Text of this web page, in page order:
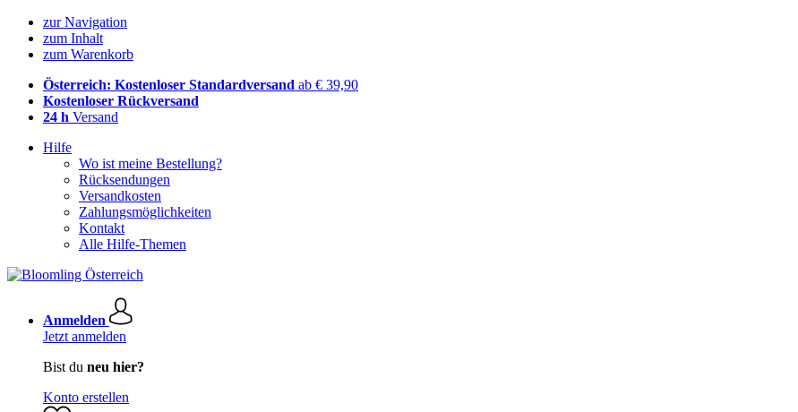
zur Navigation
zum Inhalt
zum Warenkorb
Österreich: Kostenloser Standardversand ab € 39,90
Kostenloser Rückversand
24 h Versand
Hilfe
Wo ist meine Bestellung?
Rücksendungen
Versandkosten
Zahlungsmöglichkeiten
Kontakt
Alle Hilfe-Themen
Anmelden
Jetzt anmelden
Bist du neu hier?
Konto erstellen